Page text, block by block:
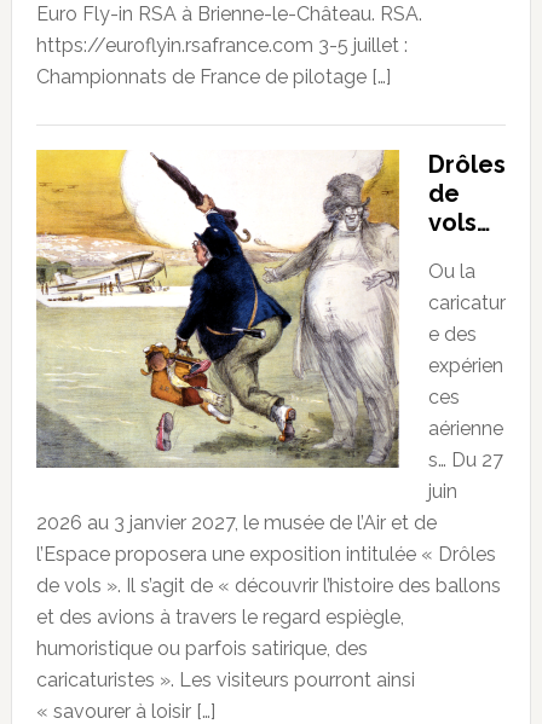
Euro Fly-in RSA à Brienne-le-Château. RSA.
https://euroflyin.rsafrance.com 3-5 juillet :
Championnats de France de pilotage […]
Drôles
de
vols…
Ou la
caricatur
e des
expérien
ces
aérienne
s… Du 27
juin
2026 au 3 janvier 2027, le musée de l’Air et de
l’Espace proposera une exposition intitulée « Drôles
de vols ». Il s’agit de « découvrir l’histoire des ballons
et des avions à travers le regard espiègle,
humoristique ou parfois satirique, des
caricaturistes ». Les visiteurs pourront ainsi
« savourer à loisir […]